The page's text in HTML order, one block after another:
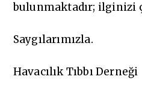
bulunmaktadır; ilginizi
Saygılarımızla.
Havacılık Tıbbı Derneği